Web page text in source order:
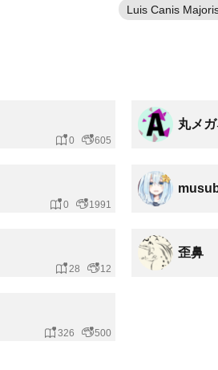
Luis Canis
0 605
丸メ
0 1991
28 12
歪鼻
326 500